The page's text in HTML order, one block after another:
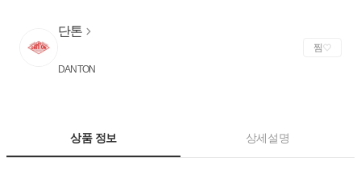
단톤
DANTON
찜
상품 정보 상세설명